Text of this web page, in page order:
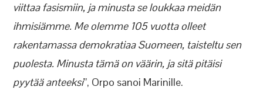
viittaa fasismiin, ja minusta se loukkaa meidän
ihmisiämme. Me olemme 105 vuotta olleet
rakentamassa demokratiaa Suomeen, taisteltu sen
puolesta. Minusta tämä on väärin, ja sitä pitäisi
pyytää anteeksi”, Orpo sanoi Marinille.